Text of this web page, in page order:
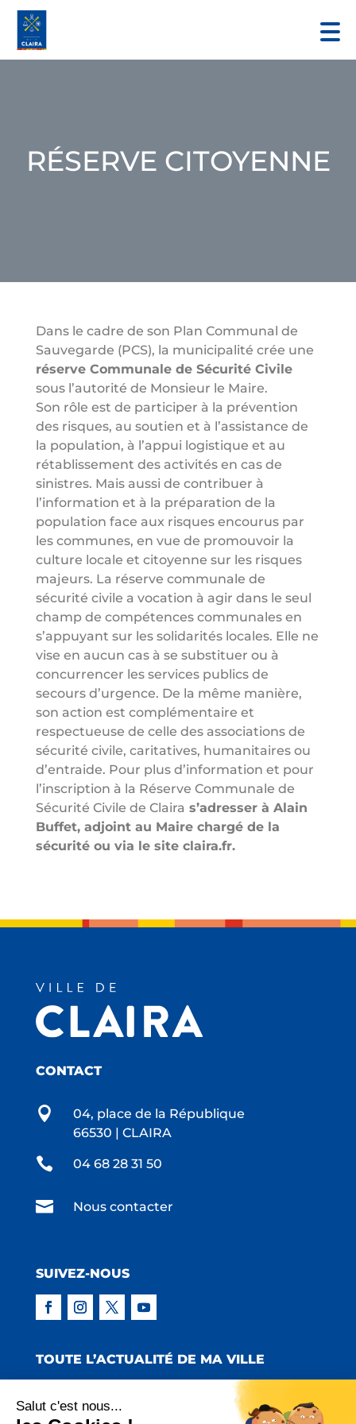
RÉSERVE CITOYENNE
Dans le cadre de son Plan Communal de
Sauvegarde (PCS), la municipalité crée une
réserve Communale de Sécurité Civile
sous l’autorité de Monsieur le Maire.
Son rôle est de participer à la prévention
des risques, au soutien et à l’assistance de
la population, à l’appui logistique et au
rétablissement des activités en cas de
sinistres. Mais aussi de contribuer à
l’information et à la préparation de la
population face aux risques encourus par
les communes, en vue de promouvoir la
culture locale et citoyenne sur les risques
majeurs. La réserve communale de
sécurité civile a vocation à agir dans le seul
champ de compétences communales en
s’appuyant sur les solidarités locales. Elle ne
vise en aucun cas à se substituer ou à
concurrencer les services publics de
secours d’urgence. De la même manière,
son action est complémentaire et
respectueuse de celle des associations de
sécurité civile, caritatives, humanitaires ou
d’entraide. Pour plus d’information et pour
l’inscription à la Réserve Communale de
Sécurité Civile de Claira s’adresser à Alain
Buffet, adjoint au Maire chargé de la
sécurité ou via le site claira.fr.
CONTACT

04, place de la République
66530 | CLAIRA
 04 68 28 31 50
 Nous contacter
SUIVEZ-NOUS
TOUTE L’ACTUALITÉ DE MA VILLE
Salut c'est nous...